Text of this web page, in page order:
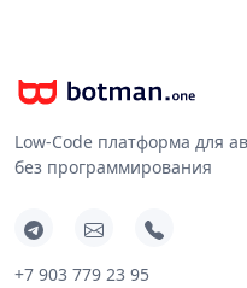
Low-Code платформа для
без программирования
+7 903 779 23 95